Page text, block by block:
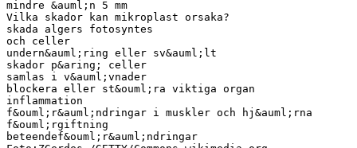
mindre &auml;n 5 mm
Vilka skador kan mikroplast orsaka?
skada algers fotosyntes
och celler
undern&auml;ring eller sv&auml;lt
skador p&aring; celler
samlas i v&auml;vnader
blockera eller st&ouml;ra viktiga organ
inflammation
f&ouml;r&auml;ndringar i muskler och hj&auml;rna
f&ouml;rgiftning
beteendef&ouml;r&auml;ndringar